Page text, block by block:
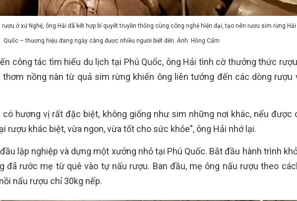
ở xứ Nghệ, ông Hải đã kết hợp bí quyết truyền thống cùng công nghệ hiện đại, tạo nên rượu sim rừng Hải
Quốc – thương hiệu đang ngày càng được nhiều người biết đến. Ảnh: Hồng Cẩm
công tác tìm hiểu du lịch tại Phú Quốc, ông Hải tình cờ thưởng thức
thơm nồng nàn từ quả sim rừng khiến ông liên tưởng đến các dòng rượu
có hương vị rất đặc biệt, không giống như sim những nơi khác, nếu được
rượu khác biệt, vừa ngon, vừa tốt cho sức khỏe”, ông Hải nhớ lại.
lập nghiệp và dựng một xưởng nhỏ tại Phú Quốc. Bắt đầu hành trình
đã rước mẹ từ quê vào tự nấu rượu. Ban đầu, mẹ ông nấu rượu theo
nấu rượu chỉ 30kg nếp.